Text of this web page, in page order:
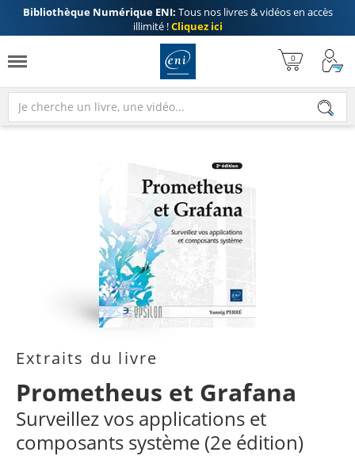
Bibliothèque Numérique ENI: Tous nos livres & vidéos en accès
illimité !Cliquez ici
Extraits du livre
Prometheus et Grafana
Surveillez vos applications et
composants système (2e édition)